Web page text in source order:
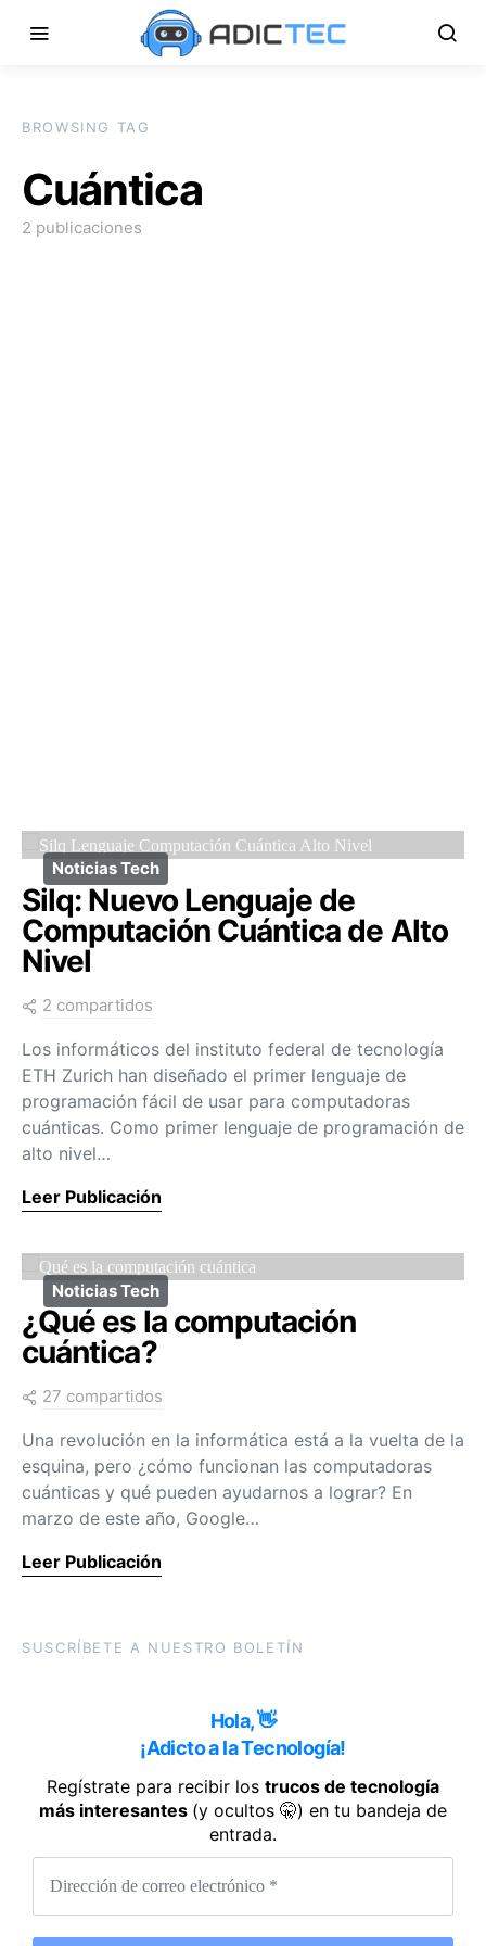
BROWSING TAG
Cuántica
2 publicaciones
Noticias Tech
Silq: Nuevo Lenguaje de
Computación Cuántica de Alto
Nivel
2 compartidos
Los informáticos del instituto federal de tecnología
ETH Zurich han diseñado el primer lenguaje de
programación fácil de usar para computadoras
cuánticas. Como primer lenguaje de programación de
alto nivel…
Leer Publicación
Noticias Tech
¿Qué es la computación
cuántica?
27 compartidos
Una revolución en la informática está a la vuelta de la
esquina, pero ¿cómo funcionan las computadoras
cuánticas y qué pueden ayudarnos a lograr? En
marzo de este año, Google…
Leer Publicación
SUSCRÍBETE A NUESTRO BOLETÍN
Hola, 👋
¡Adicto a la Tecnología!
Regístrate para recibir los trucos de tecnología
más interesantes (y ocultos 🤫) en tu bandeja de
entrada.